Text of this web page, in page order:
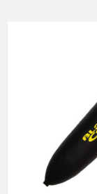
Anti-spam zaštita -